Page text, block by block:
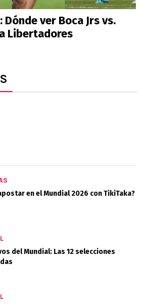
Dónde ver Boca Jrs vs.
Libertadores
en el Mundial 2026 con TikiTaka?
del Mundial: Las 12 selecciones